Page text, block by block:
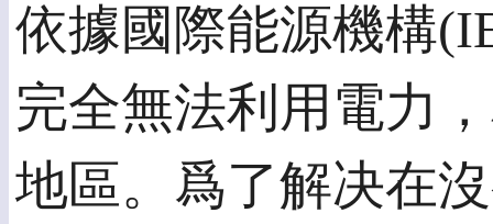
依據國際能源機構
完全無法利用電力
地區。爲了解决在